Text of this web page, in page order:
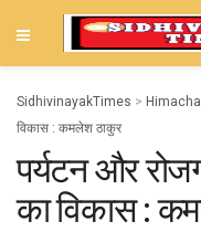
SidhivinayakTimes > Himachal
विकास : कमलेश ठाकुर
पर्यटन और
का विकास :